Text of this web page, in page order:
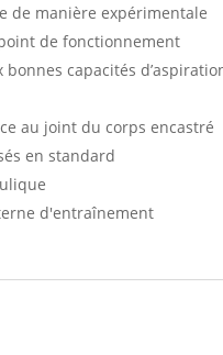
de manière expérimentale
de fonctionnement
capacités
au joint du corps encastré
en standard
d'entraînement